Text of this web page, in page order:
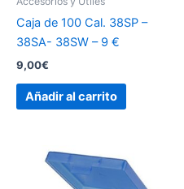
Caja de 100 Cal. 38SP –
38SA- 38SW – 9 €
9,00€
Añadir al carrito